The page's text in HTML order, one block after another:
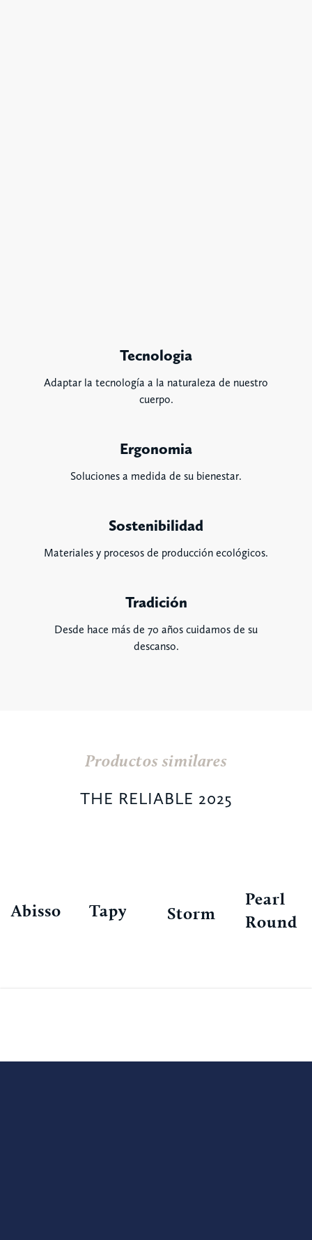
Tecnologia
Adaptar la tecnología a la naturaleza de nuestro
cuerpo.
Ergonomia
Soluciones a medida de su bienestar.
Sostenibilidad
Materiales y procesos de producción ecológicos.
Tradición
Desde hace más de 70 años cuidamos de su
descanso.
Productos similares
THE RELIABLE 2025
Abisso Tapy Storm
Pearl
Round